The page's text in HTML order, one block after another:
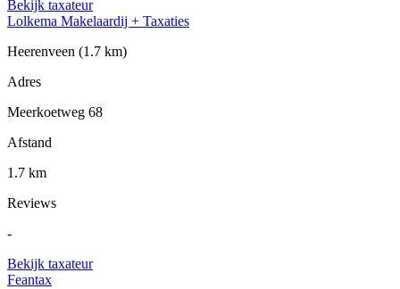
Bekijk taxateur
Lolkema Makelaardij + Taxaties
Heerenveen (1.7 km)
Adres
Meerkoetweg 68
Afstand
1.7 km
Reviews
-
Bekijk taxateur
Feantax